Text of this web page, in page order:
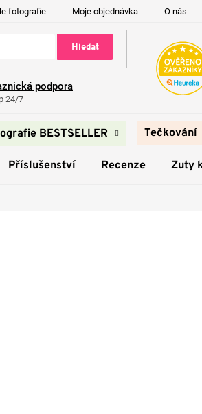
fotografie Moje objednávka O nás
Hledat
podpora
24/7
BESTSELLER Tečkování
Příslušenství Recenze Zuty